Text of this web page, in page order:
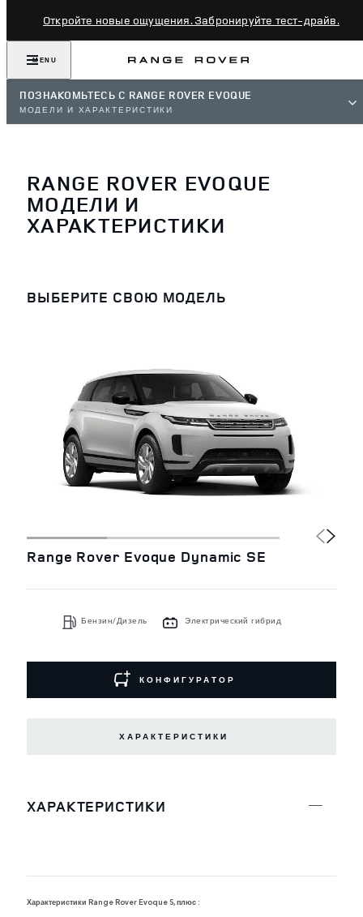
Откройте новые ощущения. Забронируйте тест-драйв.
MENU
ПОЗНАКОМЬТЕСЬ С RANGE ROVER EVOQUE
МОДЕЛИ И ХАРАКТЕРИСТИКИ
RANGE ROVER EVOQUE
МОДЕЛИ И
ХАРАКТЕРИСТИКИ
ВЫБЕРИТЕ СВОЮ МОДЕЛЬ
Range Rover Evoque Dynamic SE
Бензин/Дизель Электрический гибрид
КОНФИГУРАТОР
ХАРАКТЕРИСТИКИ
ХАРАКТЕРИСТИКИ
Характеристики Range Rover Evoque S, плюс :